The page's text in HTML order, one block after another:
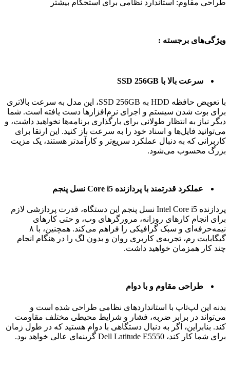
طراحی مقاوم: استاندارد نظامی برای استحکام بیشتر
ویژگی‌های برجسته :
سرعت بالا با SSD 256GB
با تعویض حافظه HDD به SSD 256GB، این مدل به سرعت بالاتری
برای بوت شدن سیستم و اجرای نرم‌افزارها دست یافته است. شما
دیگر نیاز به انتظار طولانی برای بارگذاری برنامه‌ها نخواهید داشت، و
می‌توانید فایل‌ها و اسناد خود را به سرعت باز کنید. این ارتقا برای
کاربرانی که به دنبال عملکرد سریع‌تر و کارآمدتر هستند، یک مزیت
بزرگ محسوب می‌شود.
عملکرد قدرتمند با پردازنده Core i5 نسل پنجم
پردازنده Intel Core i5 نسل پنجم این دستگاه، قدرت پردازشی لازم
برای انجام کارهای روزانه، مرورگرهای وب، و حتی کارهای
نیمه‌حرفه‌ای و سبک گرافیکی را فراهم می‌کند. همچنین، با ۸
گیگابایت رم، تجربه‌ی کاربری روان و بدون لگ را در هنگام انجام
چند کار همزمان خواهید داشت.
طراحی مقاوم و با دوام
بدنه این لپ‌تاپ با استانداردهای نظامی طراحی شده است و
می‌تواند در برابر ضربه، فشار و شرایط محیطی مختلف مقاومت
کند. بنابراین، اگر به دنبال دستگاهی با دوام هستید که در طول زمان
برای شما کار کند، Dell Latitude E5550 گزینه‌ای عالی خواهد بود.